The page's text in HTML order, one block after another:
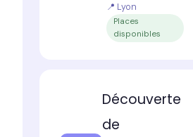
📍 Lyon
Places
disponibles
Découverte
de